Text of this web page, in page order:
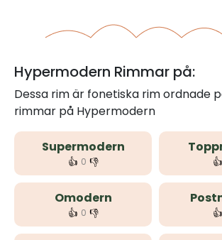
Hypermodern Rimmar på:
Dessa rim är fonetiska rim ordnade
rimmar på Hypermodern
Supermodern
👍 0 👎 👍
Omodern
👍 0 👎 👍